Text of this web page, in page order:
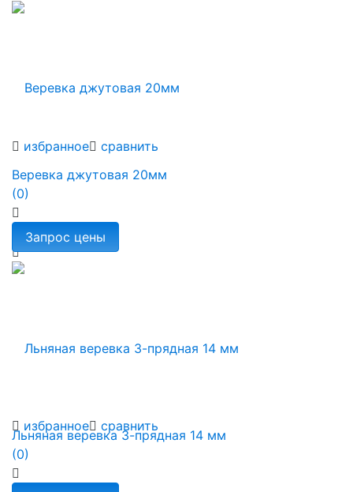
избранное сравнить
избранное сравнить
Веревка джутовая 20мм
(0)
Льняная веревка 3-прядная 14 мм
(0)